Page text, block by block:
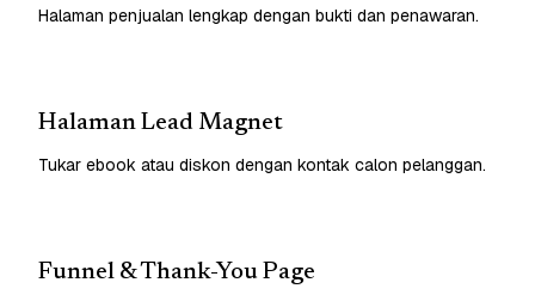
Halaman penjualan lengkap dengan bukti dan penawaran.
Halaman Lead Magnet
Tukar ebook atau diskon dengan kontak calon pelanggan.
Funnel & Thank-You Page